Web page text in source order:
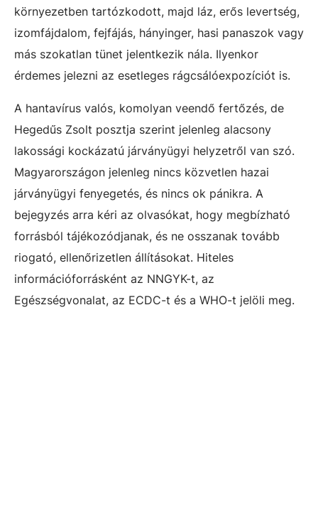
környezetben tartózkodott, majd láz, erős levertség,
izomfájdalom, fejfájás, hányinger, hasi panaszok vagy
más szokatlan tünet jelentkezik nála. Ilyenkor
érdemes jelezni az esetleges rágcsálóexpozíciót is.
A hantavírus valós, komolyan veendő fertőzés, de
Hegedűs Zsolt posztja szerint jelenleg alacsony
lakossági kockázatú járványügyi helyzetről van szó.
Magyarországon jelenleg nincs közvetlen hazai
járványügyi fenyegetés, és nincs ok pánikra. A
bejegyzés arra kéri az olvasókat, hogy megbízható
forrásból tájékozódjanak, és ne osszanak tovább
riogató, ellenőrizetlen állításokat. Hiteles
információforrásként az NNGYK-t, az
Egészségvonalat, az ECDC-t és a WHO-t jelöli meg.